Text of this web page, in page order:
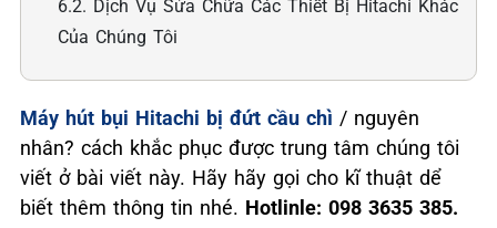
6.2. Dịch Vụ Sửa Chữa Các Thiết Bị Hitachi Khác
Của Chúng Tôi
Máy hút bụi Hitachi bị đứt cầu chì / nguyên
nhân? cách khắc phục được trung tâm chúng tôi
viết ở bài viết này. Hãy hãy gọi cho kĩ thuật dể
biết thêm thông tin nhé. Hotlinle: 098 3635 385.